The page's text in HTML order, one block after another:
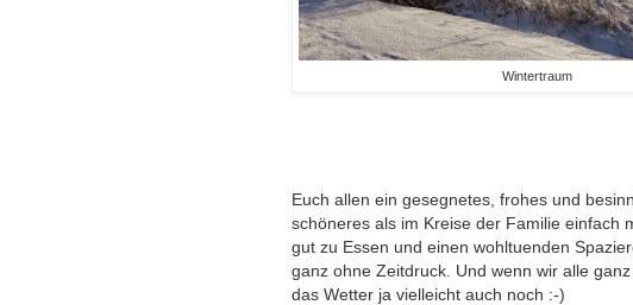
Wintertraum
Euch allen ein gesegnetes, frohes und
schöneres als im Kreise der Familie einfach
gut zu Essen und einen wohltuenden
ganz ohne Zeitdruck. Und wenn wir alle
das Wetter ja vielleicht auch noch :-)